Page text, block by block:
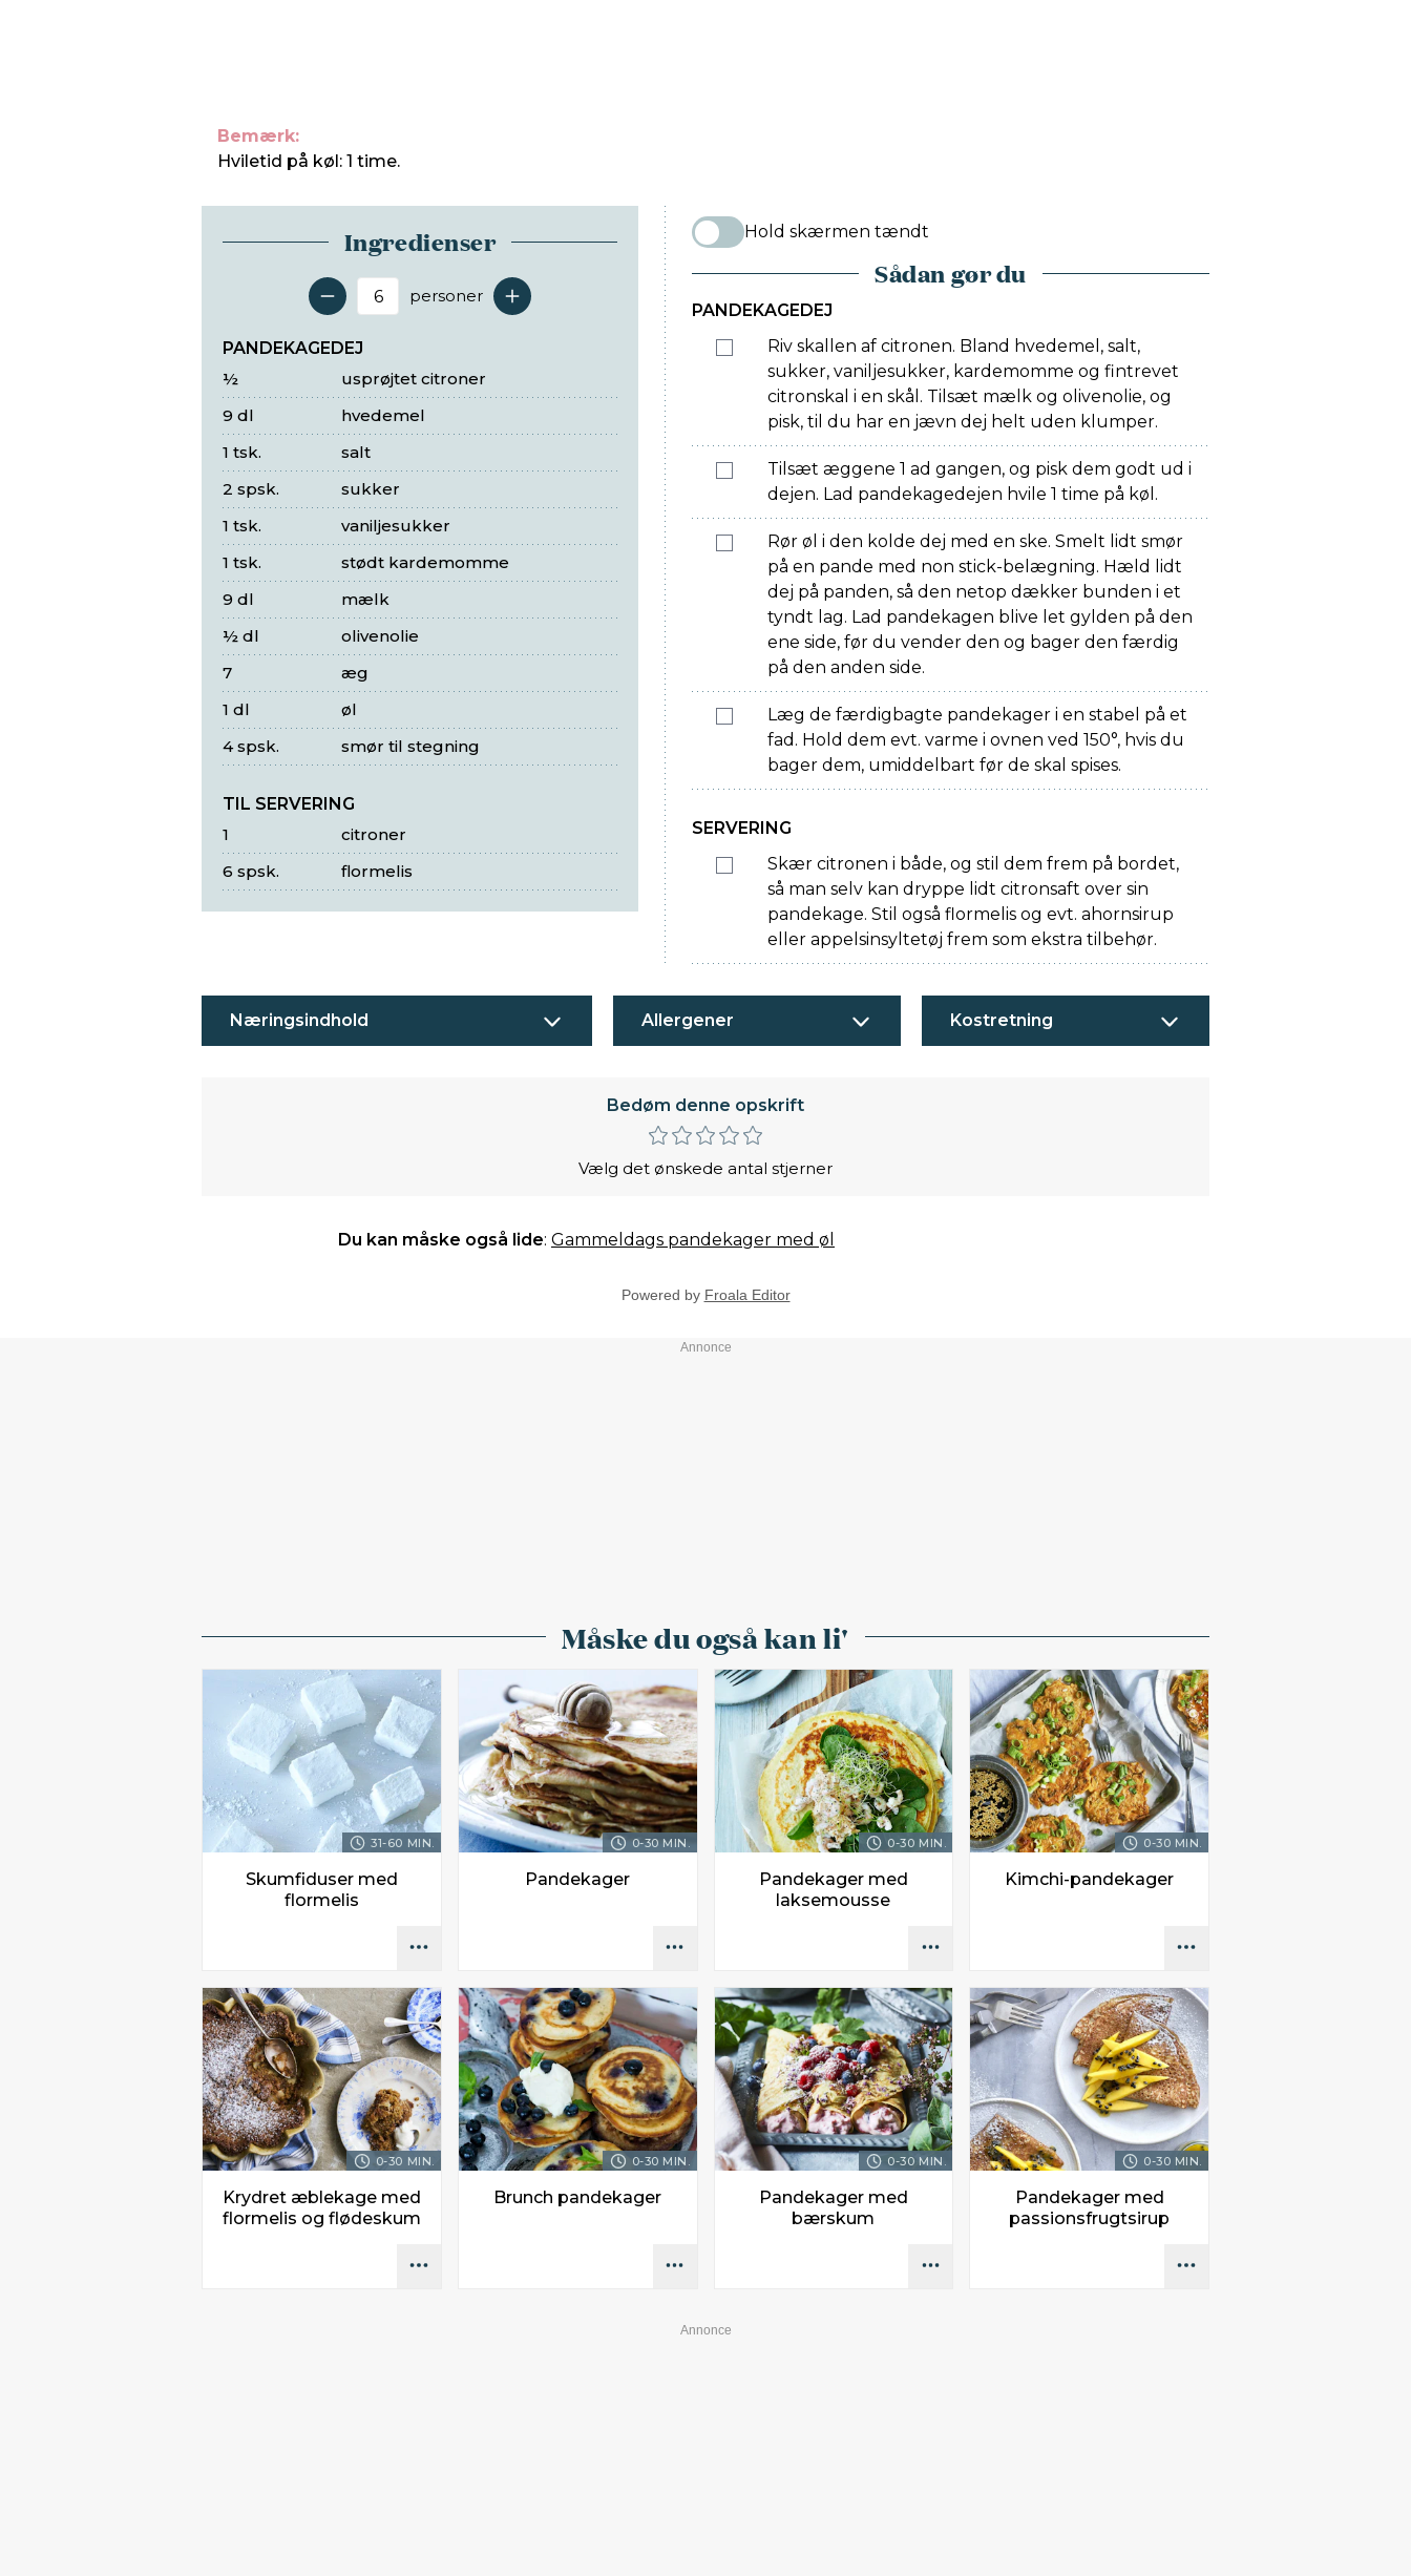
Bemærk:
Hviletid på køl: 1 time.
Ingredienser
Antal serveringer
personer
PANDEKAGEDEJ
usprøjtet citroner
½
hvedemel
9 dl
salt
1 tsk.
sukker
2 spsk.
vaniljesukker
1 tsk.
stødt kardemomme
1 tsk.
mælk
9 dl
olivenolie
½ dl
æg
7
øl
1 dl
smør til stegning
4 spsk.
TIL SERVERING
citroner
1
flormelis
6 spsk.
Hold skærmen tændt
Sådan gør du
PANDEKAGEDEJ
Riv skallen af citronen. Bland hvedemel, salt,
sukker, vaniljesukker, kardemomme og fintrevet
citronskal i en skål. Tilsæt mælk og olivenolie, og
pisk, til du har en jævn dej helt uden klumper.
Tilsæt æggene 1 ad gangen, og pisk dem godt ud i
dejen. Lad pandekagedejen hvile 1 time på køl.
Rør øl i den kolde dej med en ske. Smelt lidt smør
på en pande med non stick-belægning. Hæld lidt
dej på panden, så den netop dækker bunden i et
tyndt lag. Lad pandekagen blive let gylden på den
ene side, før du vender den og bager den færdig
på den anden side.
Læg de færdigbagte pandekager i en stabel på et
fad. Hold dem evt. varme i ovnen ved 150°, hvis du
bager dem, umiddelbart før de skal spises.
SERVERING
Skær citronen i både, og stil dem frem på bordet,
så man selv kan dryppe lidt citronsaft over sin
pandekage. Stil også flormelis og evt. ahornsirup
eller appelsinsyltetøj frem som ekstra tilbehør.
Næringsindhold Allergener Kostretning
Bedøm denne opskrift
Vælg det ønskede antal stjerner
Du kan måske også lide: Gammeldags pandekager med øl
Powered by Froala Editor
Måske du også kan li'
31-60 MIN.
Skumfiduser med
flormelis
0-30 MIN.
Pandekager
0-30 MIN.
Pandekager med
laksemousse
0-30 MIN.
Kimchi-pandekager
0-30 MIN.
Krydret æblekage med
flormelis og flødeskum
0-30 MIN.
Brunch pandekager
0-30 MIN.
Pandekager med
bærskum
0-30 MIN.
Pandekager med
passionsfrugtsirup